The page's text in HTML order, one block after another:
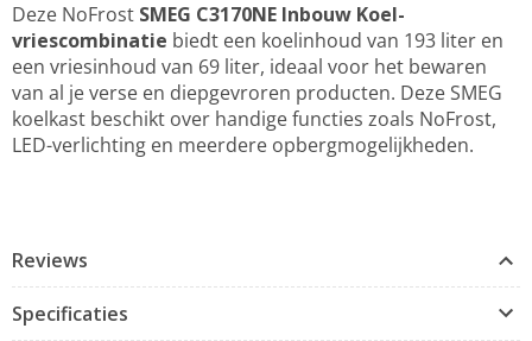
Deze NoFrost SMEG C3170NE Inbouw Koel-
vriescombinatie biedt een koelinhoud van 193 liter en
een vriesinhoud van 69 liter, ideaal voor het bewaren
van al je verse en diepgevroren producten. Deze SMEG
koelkast beschikt over handige functies zoals NoFrost,
LED-verlichting en meerdere opbergmogelijkheden.
Reviews
Specificaties